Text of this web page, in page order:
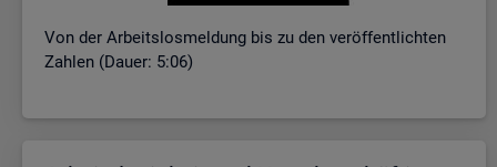
Von der Ar­beits­los­mel­dung bis zu den ver­öf­fent­lich­ten
Zah­len (Dauer: 5:06)